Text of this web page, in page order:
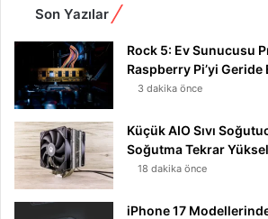
Son Yazılar
Rock 5: Ev Sunucusu
Raspberry Pi’yi Geride
3 dakika önce
Küçük AIO Sıvı
Soğutma Tekrar
18 dakika önce
iPhone 17